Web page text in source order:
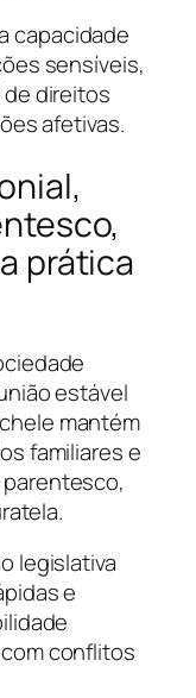
capacidade
sensíveis,
direitos
afetivas.
prática
estável
mantém
familiares e
legislativa
e
conflitos